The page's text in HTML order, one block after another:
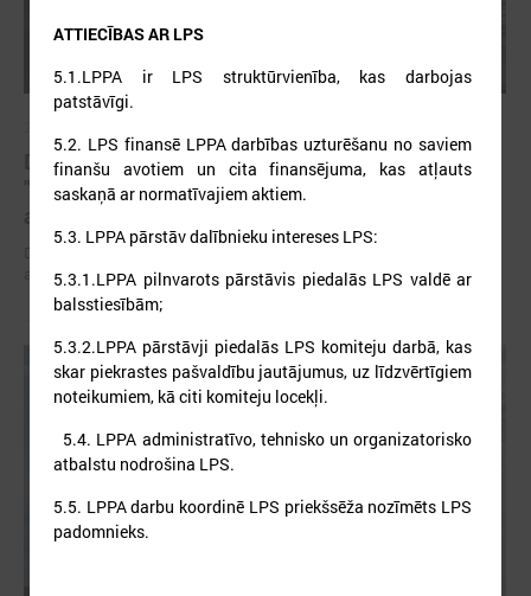
Devīto gadu pašvaldības īsteno projektu
"Piekrastes apsaimniekošanas praktisko
Devīto gadu piekrastes pašvaldības īsteno projektu "Piekrastes
apsaimniekošanas praktisko aktivitāšu realizēšana"
ATTIECĪBAS AR LPS
5.1.LPPA ir LPS struktūrvienība, kas darbojas
patstāvīgi.
5.2. LPS finansē LPPA darbības uzturēšanu no saviem
finanšu avotiem un cita finansējuma, kas atļauts
saskaņā ar normatīvajiem aktiem.
5.3. LPPA pārstāv dalībnieku intereses LPS:
5.3.1.LPPA pilnvarots pārstāvis piedalās LPS valdē ar
balsstiesībām;
5.3.2.LPPA pārstāvji piedalās LPS komiteju darbā, kas
skar piekrastes pašvaldību jautājumus, uz līdzvērtīgiem
noteikumiem, kā citi komiteju locekļi.
5.4. LPPA administratīvo, tehnisko un organizatorisko
atbalstu nodrošina LPS.
5.5. LPPA darbu koordinē LPS priekšsēža nozīmēts LPS
padomnieks.